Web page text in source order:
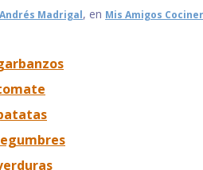
Andrés Madrigal, en Mis Amigos